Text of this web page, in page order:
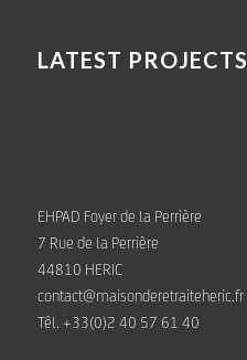
LATEST PROJECTS
EHPAD Foyer de la Perrière
7 Rue de la Perrière
44810 HERIC
contact@maisonderetraiteheric.fr
Tél. +33(0)2 40 57 61 40